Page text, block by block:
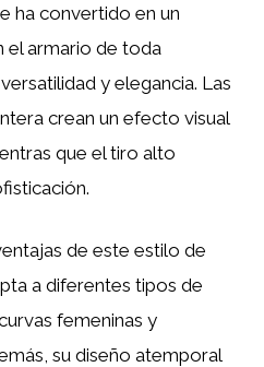
ha convertido en un
el armario de toda
y elegancia. Las
crean un efecto visual
que el tiro alto
de este estilo de
a diferentes tipos de
femeninas y
su diseño atemporal